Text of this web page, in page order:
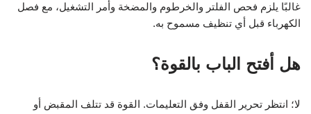
غالبًا يلزم فحص الفلتر والخرطوم والمضخة وأمر التشغيل، مع فصل
الكهرباء قبل أي تنظيف مسموح به.
هل أفتح الباب بالقوة؟
لا؛ انتظر تحرير القفل وفق التعليمات. القوة قد تتلف المقبض أو